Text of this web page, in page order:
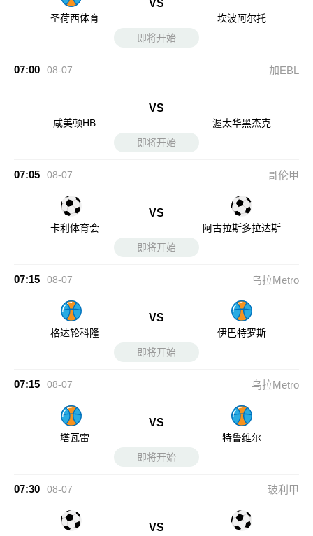
圣荷西体育
VS
坎波阿尔托
即将开始
07:00 08-07 加EBL
咸美顿HB
VS
渥太华黑杰克
即将开始
07:05 08-07 哥伦甲
卡利体育会
VS
阿古拉斯多拉达斯
即将开始
07:15 08-07 乌拉Metro
格达轮科隆
VS
伊巴特罗斯
即将开始
07:15 08-07 乌拉Metro
塔瓦雷
VS
特鲁维尔
即将开始
07:30 08-07 玻利甲
VS